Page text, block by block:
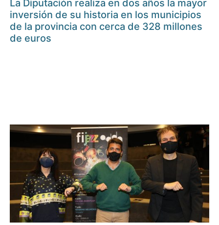
La Diputación realiza en dos años la mayor
inversión de su historia en los municipios
de la provincia con cerca de 328 millones
de euros